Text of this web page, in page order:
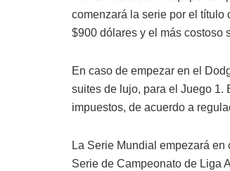
comenzará la serie por el título
$900 dólares y el más costoso
En caso de empezar en el
suites de lujo, para el Juego 1.
impuestos, de acuerdo a
La Serie Mundial empezará
Serie de Campeonato de Liga